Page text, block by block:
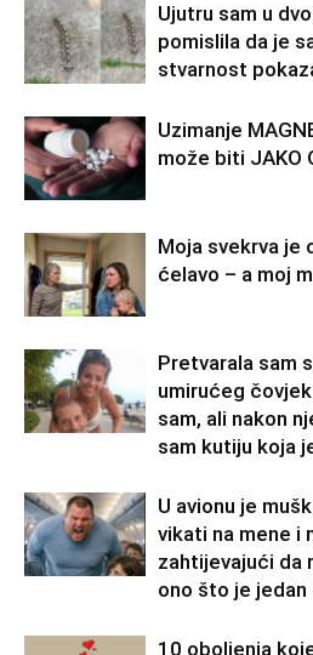
Ujutru sam u
pomislila da je
stvarnost
Uzimanje
može biti JAKO
Moja svekrva je
ćelavo – a moj
Pretvarala sam
umirućeg
sam, ali nakon
sam kutiju koja
U avionu je
vikati na mene i
zahtijevajući da
ono što je jedan
10 oboljenja